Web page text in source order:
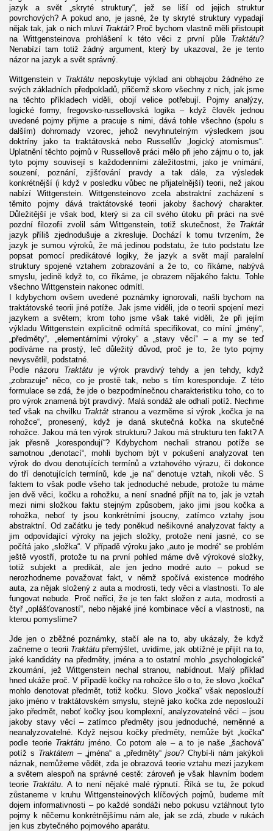
jazyk a svět „skryté struktury“, jež se liší od jejich struktur
povrchových? A pokud ano, je jasné, že ty skryté struktury vypadají
nějak tak, jak o nich mluví Traktát? Proč bychom vlastně měli přistoupit
na Wittgensteinova prohlášení k této věci z první půle Traktátu?
Nenabízí tam totiž žádný argument, který by ukazoval, že je tento
názor na jazyk a svět správný.
Wittgenstein v Traktátu neposkytuje výklad ani obhajobu žádného ze
svých základních předpokladů, přičemž skoro všechny z nich, jak jsme
na těchto příkladech viděli, obojí velice potřebují. Pojmy analýzy,
logické formy, fregovsko-russellovská logika – když člověk jednou
uvedené pojmy přijme a pracuje s nimi, dává tohle všechno (spolu s
dalším) dohromady vzorec, jehož nevyhnutelným výsledkem jsou
doktríny jako ta traktátovská nebo Russellův „logický atomismus“.
Uplatnění těchto pojmů v Russellově práci mělo při jeho zájmu o to, jak
tyto pojmy souvisejí s každodenními záležitostmi, jako je vnímání,
souzení, poznání, zjišťování pravdy a tak dále, za výsledek
konkrétnější (i když v posledku vůbec ne přijatelnější) teorii, než jakou
nabízí Wittgenstein. Wittgensteinovo zcela abstraktní zacházení s
těmito pojmy dává traktátovské teorii jakoby šachový charakter.
Důležitější je však bod, který si za cíl svého útoku při práci na své
pozdní filozofii zvolil sám Wittgenstein, totiž skutečnost, že Traktát
jazyk příliš zjednodušuje a zkresluje. Dochází k tomu tvrzením, že
jazyk je sumou výroků, že má jedinou podstatu, že tuto podstatu lze
popsat pomocí predikátové logiky, že jazyk a svět mají paralelní
struktury spojené vztahem zobrazování a že to, co říkáme, nabývá
smyslu, jedině když to, co říkáme, je obrazem nějakého faktu. Tohle
všechno Wittgenstein nakonec odmítl.
I kdybychom ovšem uvedené poznámky ignorovali, našli bychom na
traktátovské teorii jiné potíže. Jak jsme viděli, jde o teorii spojení mezi
jazykem a světem; krom toho jsme však také viděli, že při jejím
výkladu Wittgenstein explicitně odmítá specifikovat, co míní „jmény“,
„předměty“, „elementárními výroky“ a „stavy věcí“ – a my se teď
podíváme na prostý, leč důležitý důvod, proč je to, že tyto pojmy
nevysvětlil, podstatné.
Podle názoru Traktátuje výrok pravdivý tehdy a jen tehdy, když
„zobrazuje“ něco, co je prostě tak, nebo s tím koresponduje. Z této
formulace se zdá, že jde o bezpodmínečnou charakteristiku toho, co to
pro výrok znamená být pravdivý. Malá sondáž ale odhalí potíž. Nechme
teď však na chvilku Traktát stranou a vezměme si výrok „kočka je na
rohožce“, pronesený, když je daná skutečná kočka na skutečné
rohožce. Jakou má ten výrok strukturu? Jakou má strukturu ten fakt? A
jak přesně „korespondují“? Kdybychom nechali stranou potíže se
samotnou „denotací“, mohli bychom být v pokušení analyzovat ten
výrok do dvou denotujících termínů a vztahového výrazu, či dokonce
do tří denotujících termínů, kde „je na“ denotuje vztah, nikoli věc. S
faktem to však podle všeho tak jednoduché nebude, protože tu máme
jen dvě věci, kočku a rohožku, a není snadné přijít na to, jak je vztah
mezi nimi složkou faktu stejným způsobem, jako jimi jsou kočka a
rohožka, neboť ty jsou konkrétními jsoucny, zatímco vztahy jsou
abstraktní. Od začátku je tedy poněkud nešikovné analyzovat fakty a
jim odpovídající výroky na jejich složky, protože není jasné, co se
počítá jako „složka“. V případě výroku jako „auto je modré“ se problém
ještě vyostří, protože tu na první pohled máme dvě výrokové složky,
totiž subjekt a predikát, ale jen jedno modré auto – pokud se
nerozhodneme považovat fakt, v němž spočívá existence modrého
auta, za nějak složený z auta a modrosti, tedy věci a vlastnosti. To ale
fungovat nebude. Proč neříci, že je ten fakt složen z auta, modrosti a
čtyř „oplášťovaností“, nebo nějaké jiné kombinace věcí a vlastnosti, na
kterou pomyslíme?
Jde jen o zběžné poznámky, stačí ale na to, aby ukázaly, že když
začneme o teorii Traktátu přemýšlet, uvidíme, jak obtížné je přijít na to,
jaké kandidáty na předměty, jména a to ostatní mohlo „psychologické“
zkoumání, jež Wittgenstein nechal stranou, nabídnout. Malý příklad
hned ukáže proč. V případě kočky na rohožce šlo o to, že slovo „kočka“
mohlo denotovat předmět, totiž kočku. Slovo „kočka“ však neposlouží
jako jméno v traktátovském smyslu, stejně jako kočka zde neposlouží
jako předmět, neboť kočky jsou komplexní, analyzovatelné věci – jsou
jakoby stavy věcí – zatímco předměty jsou jednoduché, neměnné a
neanalyzovatelné. Když nejsou kočky předměty, nemůže být „kočka“
podle teorie Traktátu jméno. Co potom ale – a to je naše „šachová“
potíž s Traktátem– „jména“ a „předměty“ jsou? Chybí-li nám jakýkoli
náznak, nemůžeme vědět, zda je obrazová teorie vztahu mezi jazykem
a světem alespoň na správné cestě: zároveň je však hlavním bodem
teorie Traktátu . A to není nějaké malé rýpnutí. Říká se tu, že pokud
zůstaneme v kruhu Wittgensteinových klíčových pojmů, budeme mít
dojem informativnosti – po každé sondáži nebo pokusu vztáhnout tyto
pojmy k něčemu konkrétnějšímu nám ale, jak se zdá, zbude v rukách
jen kus zbytečného pojmového aparátu.